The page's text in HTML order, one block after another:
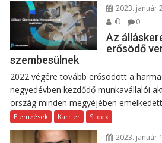
2023. január
©
0
Az
erősödő
szembesülnek
2022 végére tovább erősödött a
negyedévben kezdődő munkavállalói
ország minden megyéjében
Elemzések Karrier Slidex
2023. január